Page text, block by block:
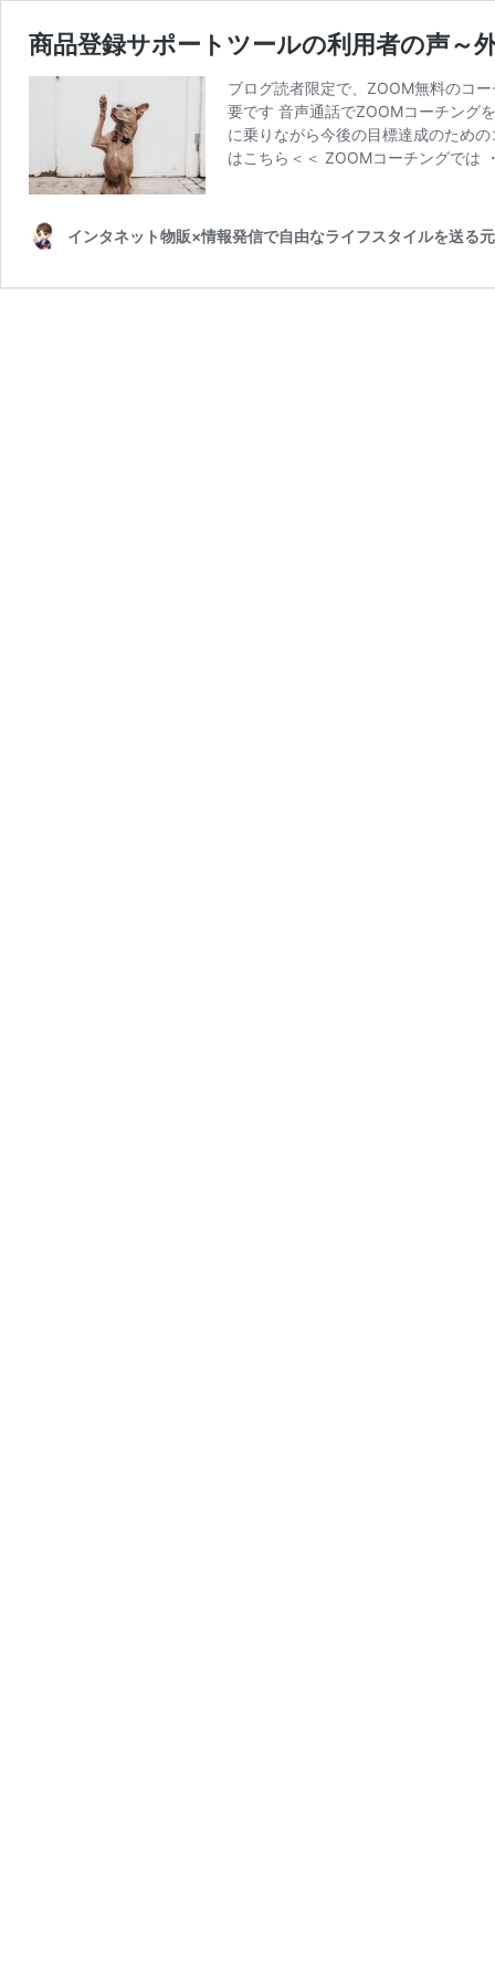
商品登録サポートツールの利用者の声～
ブログ読者限定で、ZOOM無料のコ
要です 音声通話でZOOMコーチング
に乗りながら今後の目標達成のため
はこちら＜＜ ZOOMコーチングでは
インタネット物販×情報発信で自由なライフスタイルを送る